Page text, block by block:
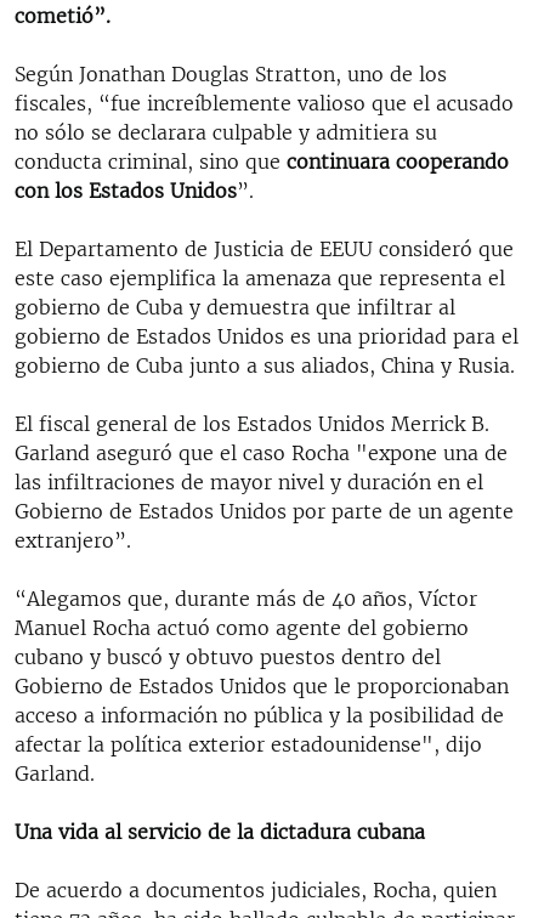
cometió”.
Según Jonathan Douglas Stratton, uno de los
fiscales, “fue increíblemente valioso que el acusado
no sólo se declarara culpable y admitiera su
conducta criminal, sino que continuara cooperando
con los Estados Unidos”.
El Departamento de Justicia de EEUU consideró que
este caso ejemplifica la amenaza que representa el
gobierno de Cuba y demuestra que infiltrar al
gobierno de Estados Unidos es una prioridad para el
gobierno de Cuba junto a sus aliados, China y Rusia.
El fiscal general de los Estados Unidos Merrick B.
Garland aseguró que el caso Rocha "expone una de
las infiltraciones de mayor nivel y duración en el
Gobierno de Estados Unidos por parte de un agente
extranjero”.
“Alegamos que, durante más de 40 años, Víctor
Manuel Rocha actuó como agente del gobierno
cubano y buscó y obtuvo puestos dentro del
Gobierno de Estados Unidos que le proporcionaban
acceso a información no pública y la posibilidad de
afectar la política exterior estadounidense", dijo
Garland.
Una vida al servicio de la dictadura cubana
De acuerdo a documentos judiciales, Rocha, quien